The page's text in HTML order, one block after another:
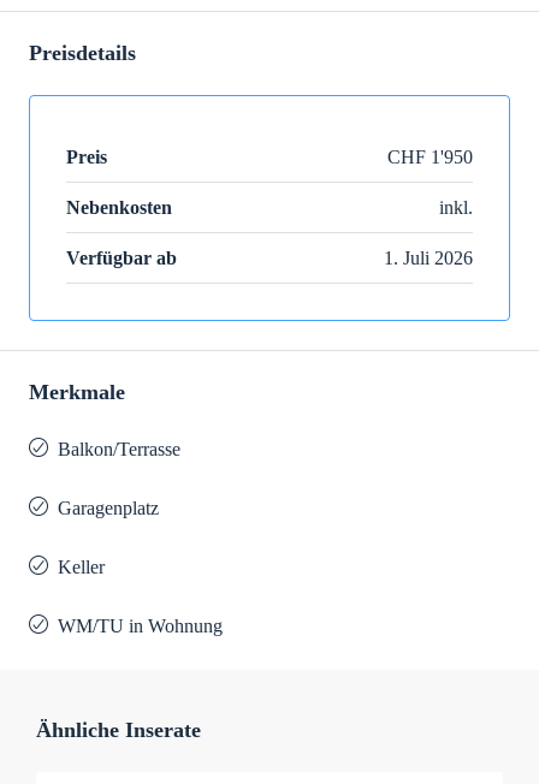
Preisdetails
Preis CHF 1'950
Nebenkosten inkl.
Verfügbar ab 1. Juli 2026
Merkmale
Balkon/Terrasse
Garagenplatz
Keller
WM/TU in Wohnung
Ähnliche Inserate